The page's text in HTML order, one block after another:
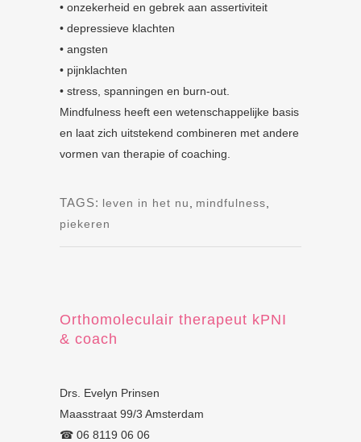
• onzekerheid en gebrek aan assertiviteit
• depressieve klachten
• angsten
• pijnklachten
• stress, spanningen en burn-out.
Mindfulness heeft een wetenschappelijke basis
en laat zich uitstekend combineren met andere
vormen van therapie of coaching.
TAGS: leven in het nu mindfulness
piekeren
Orthomoleculair therapeut kPNI
& coach
Drs. Evelyn Prinsen
Maasstraat 99/3 Amsterdam
☎︎ 06 8119 06 06